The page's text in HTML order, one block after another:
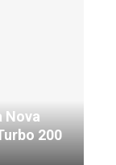
Nova
200